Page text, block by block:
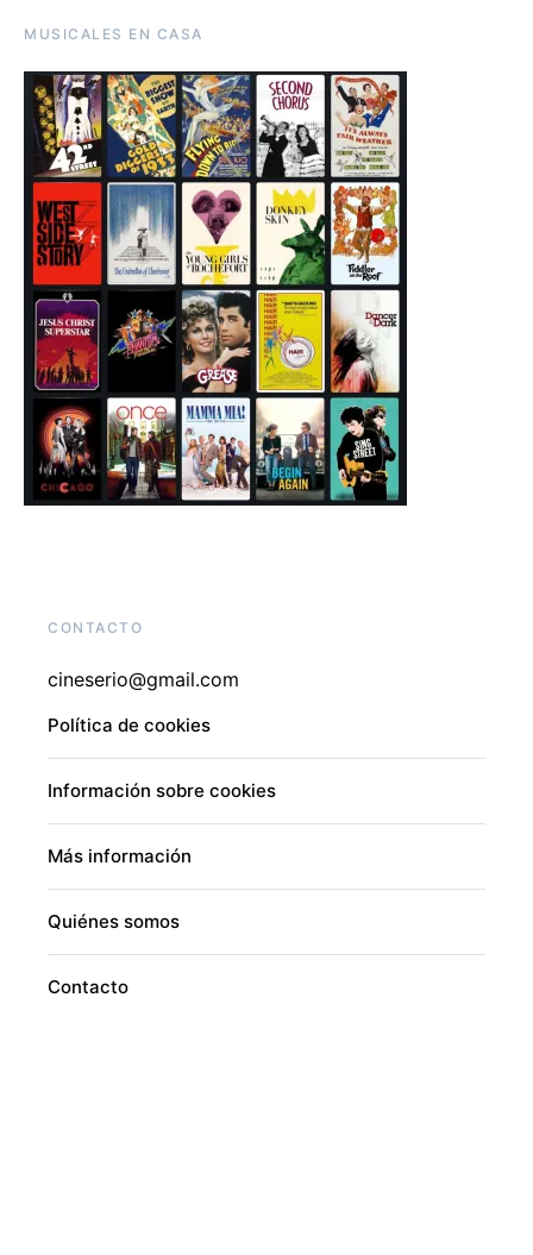
MUSICALES EN CASA
CONTACTO
cineserio@gmail.com
Política de cookies
Información sobre cookies
Más información
Quiénes somos
Contacto